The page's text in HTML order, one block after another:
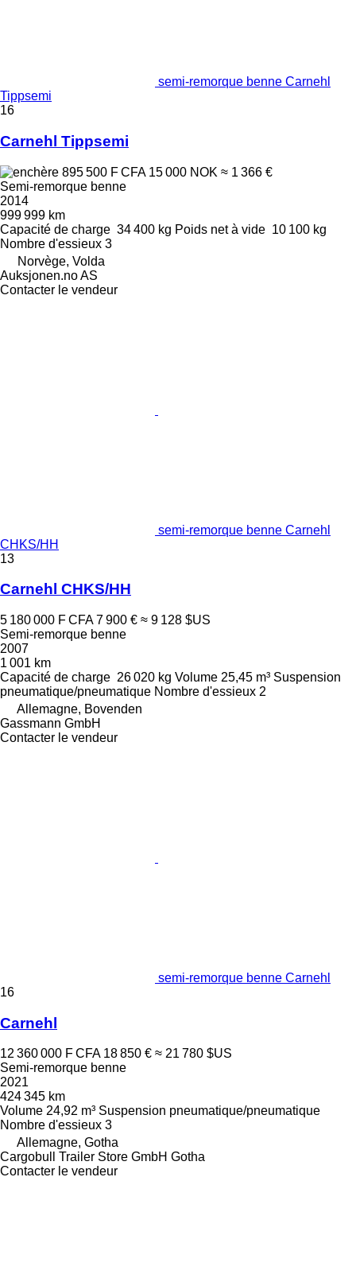
semi-remorque benne Carnehl
Tippsemi
16
Carnehl Tippsemi
895 500 F CFA 15 000 NOK ≈ 1 366 €
Semi-remorque benne
2014
999 999 km
Capacité de charge 34 400 kg Poids net à vide 10 100 kg
Nombre d'essieux 3
Norvège, Volda
Auksjonen.no AS
Contacter le vendeur
semi-remorque benne Carnehl
CHKS/HH
13
Carnehl CHKS/HH
5 180 000 F CFA 7 900 € ≈ 9 128 $US
Semi-remorque benne
2007
1 001 km
Capacité de charge 26 020 kg Volume 25,45 m³ Suspension
pneumatique/pneumatique Nombre d'essieux 2
Allemagne, Bovenden
Gassmann GmbH
Contacter le vendeur
semi-remorque benne Carnehl
16
Carnehl
12 360 000 F CFA 18 850 € ≈ 21 780 $US
Semi-remorque benne
2021
424 345 km
Volume 24,92 m³ Suspension pneumatique/pneumatique
Nombre d'essieux 3
Allemagne, Gotha
Cargobull Trailer Store GmbH Gotha
Contacter le vendeur